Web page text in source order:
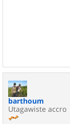
barthoum
Utagawiste accro